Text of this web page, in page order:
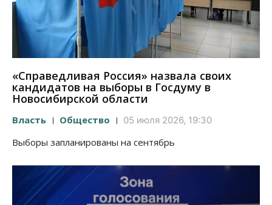
«Справедливая Россия» назвала своих
кандидатов на выборы в Госдуму в
Новосибирской области
Власть Общество 05 июля 2026, 19:30
Выборы запланированы на сентябрь